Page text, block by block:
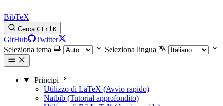
BibTeX
Cerca CtrlK
GitHub
Twitter
Seleziona tema
Seleziona lingua
Principi
Utilizzo di LaTeX (Avvio rapido)
Natbib (Tutorial approfondito)